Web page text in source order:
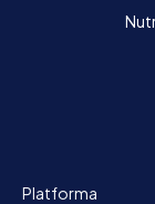
Platforma